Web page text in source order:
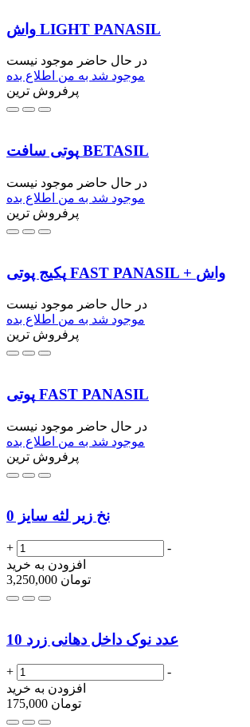
واش LIGHT PANASIL
در حال حاضر موجود نیست
موجود شد به من اطلاع بده
پرفروش ترین
پوتی سافت BETASIL
در حال حاضر موجود نیست
موجود شد به من اطلاع بده
پرفروش ترین
پکیج پوتی FAST PANASIL + واش
در حال حاضر موجود نیست
موجود شد به من اطلاع بده
پرفروش ترین
پوتی FAST PANASIL
در حال حاضر موجود نیست
موجود شد به من اطلاع بده
پرفروش ترین
نخ زیر لثه سایز 0
+
-
افزودن به خرید
3,250,000 تومان
10 عدد نوک داخل دهانی زرد
+
-
افزودن به خرید
175,000 تومان